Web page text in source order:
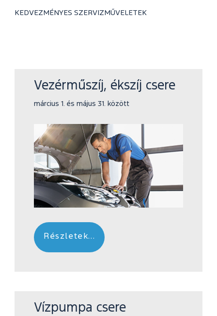
KEDVEZMÉNYES SZERVIZMŰVELETEK
Vezérműszíj, ékszíj csere
március 1. és május 31. között
Részletek...
Vízpumpa csere